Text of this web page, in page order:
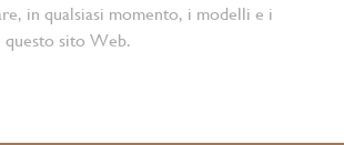
in qualsiasi momento, i modelli e i
questo sito Web.